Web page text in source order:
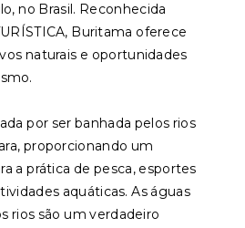
no Brasil. Reconhecida
Buritama oferece
naturais e oportunidades
por ser banhada pelos rios
proporcionando um
a prática de pesca, esportes
aquáticas. As águas
rios são um verdadeiro